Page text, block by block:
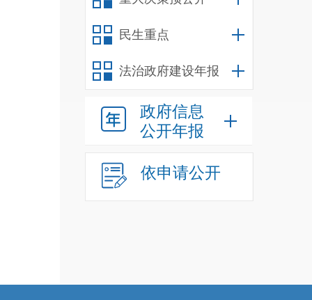
民生重点
法治政府建设年报
政府信息
公开年报
依申请公开